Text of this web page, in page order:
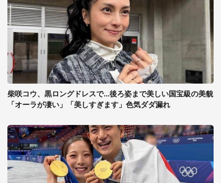
柴咲コウ、黒ロングドレスで...後ろ姿まで美しい国宝級の美貌
「オーラが凄い」「美しすぎます」色気ダダ漏れ